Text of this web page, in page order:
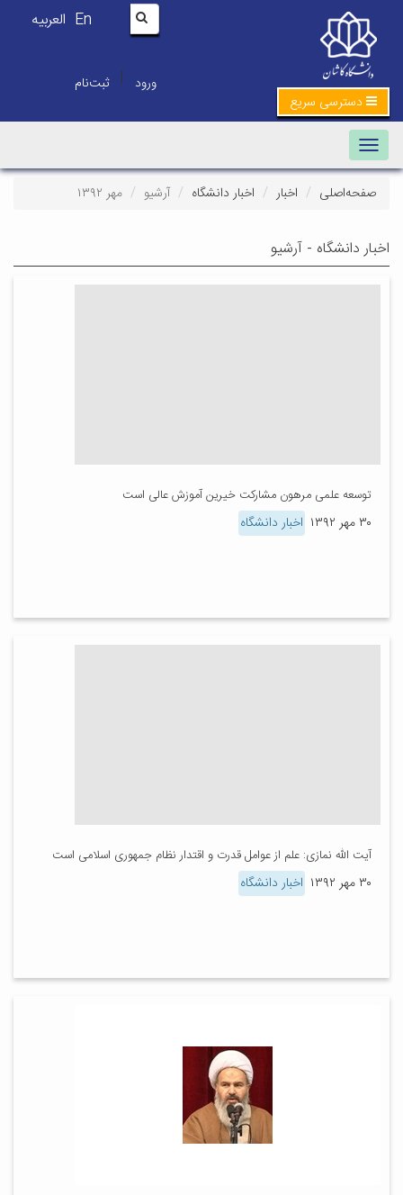
En العربیه
ورود | ثبت‌نام
دسترسی سریع
Toggle navigation
صفحه‌اصلی اخبار اخبار دانشگاه آرشیو مهر ۱۳۹۲
اخبار دانشگاه - آرشیو
توسعه علمی مرهون مشارکت خیرین آموزش عالی است
۳۰ مهر ۱۳۹۲ اخبار دانشگاه
آیت الله نمازی: علم از عوامل قدرت و اقتدار نظام جمهوری اسلامی است
۳۰ مهر ۱۳۹۲ اخبار دانشگاه